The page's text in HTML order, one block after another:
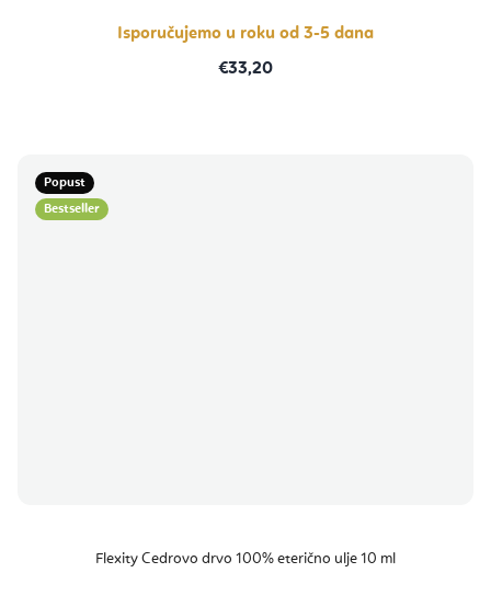
Isporučujemo u roku od 3-5 dana
€33,20
Popust
Bestseller
Flexity Cedrovo drvo 100% eterično ulje 10 ml